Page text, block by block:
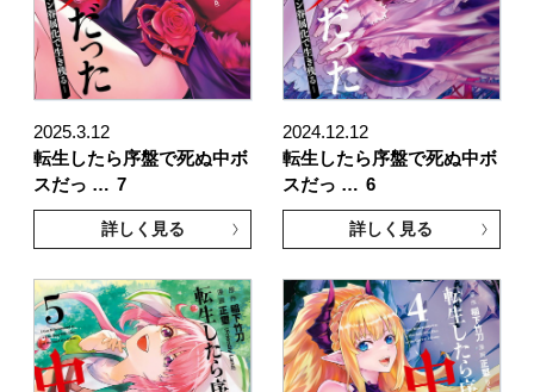
2025.3.12
転生したら序盤で死ぬ中ボ
スだっ … 7
詳しく見る
2024.12.12
転生したら序盤で死ぬ中ボ
スだっ … 6
詳しく見る